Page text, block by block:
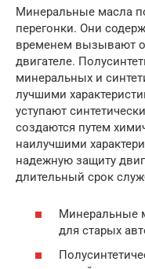
Минеральные масла
перегонки. Они
временем вызывают
двигателе.
минеральных и
лучшими
уступают
создаются путем
наилучшими
надежную защиту
длительный срок
Минеральные
для старых